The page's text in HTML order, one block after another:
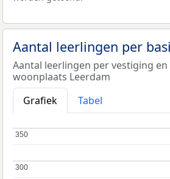
Aantal leerlingen per
Aantal leerlingen per vestiging
woonplaats Leerdam
Grafiek
Tabel
300
300
350
350